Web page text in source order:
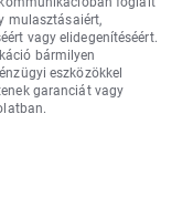
mulasztásaiért,
vagy elidegenítéséért.
bármilyen
eszközökkel
garanciát vagy